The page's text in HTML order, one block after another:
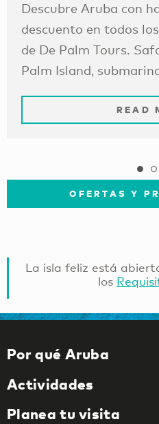
Descubre Aruba con
descuento en todos
de De Palm Tours.
Palm Island,
READ
OFERTAS Y
La isla feliz está
los
Por qué Aruba
Actividades
Planea tu visita